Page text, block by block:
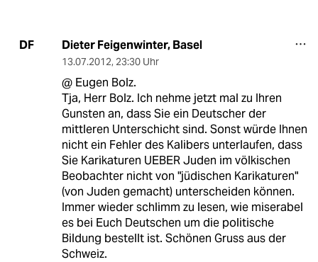
DF Dieter Feigenwinter, Basel
13.07.2012, 23:30 Uhr
@ Eugen Bolz.
Tja, Herr Bolz. Ich nehme jetzt mal zu Ihren
Gunsten an, dass Sie ein Deutscher der
mittleren Unterschicht sind. Sonst würde Ihnen
nicht ein Fehler des Kalibers unterlaufen, dass
Sie Karikaturen UEBER Juden im völkischen
Beobachter nicht von "jüdischen Karikaturen"
(von Juden gemacht) unterscheiden können.
Immer wieder schlimm zu lesen, wie miserabel
es bei Euch Deutschen um die politische
Bildung bestellt ist. Schönen Gruss aus der
Schweiz.